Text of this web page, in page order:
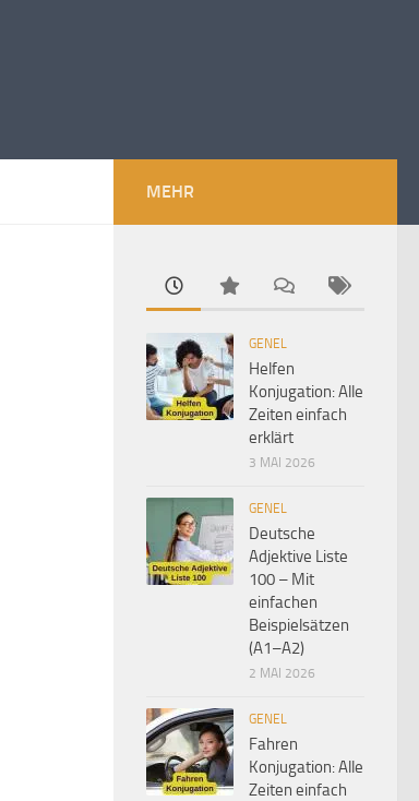
MEHR
GENEL
Helfen
Konjugation: Alle
Zeiten einfach
erklärt
3 MAI 2026
GENEL
Deutsche
Adjektive Liste
100 – Mit
einfachen
Beispielsätzen
(A1–A2)
2 MAI 2026
GENEL
Fahren
Konjugation: Alle
Zeiten einfach